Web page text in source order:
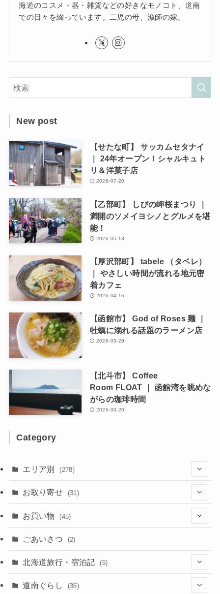
海道のコスメ・器・雑貨などの好きなモノコト、道南
での日々を綴っています。二児の母、漁師の嫁。
New post
【せたな町】 サッカムセタナイ
｜ 24年オープン！シャルキュト
リ＆洋菓子店
2026-07-20
【乙部町】 しびの岬桜まつり ｜
満開のソメイヨシノとグルメを堪
能！
2026-05-13
【厚沢部町】 tabele （タベレ）
｜ やさしい時間が流れる地元密
着カフェ
2026-04-16
【函館市】 God of Roses 麺 ｜
牡蠣に溺れる話題のラーメン店
2026-03-29
【北斗市】 Coffee
Room FLOAT ｜ 函館湾を眺めな
がらの珈琲時間
2026-03-20
Category
エリア別 (278)
(102)
(2)
(16)
(137)
(78)
お取り寄せ (31)
(4)
お買い物 (45)
(10)
ごあいさつ (2)
北海道旅行・宿泊記 (5)
(5)
道南ぐらし (36)